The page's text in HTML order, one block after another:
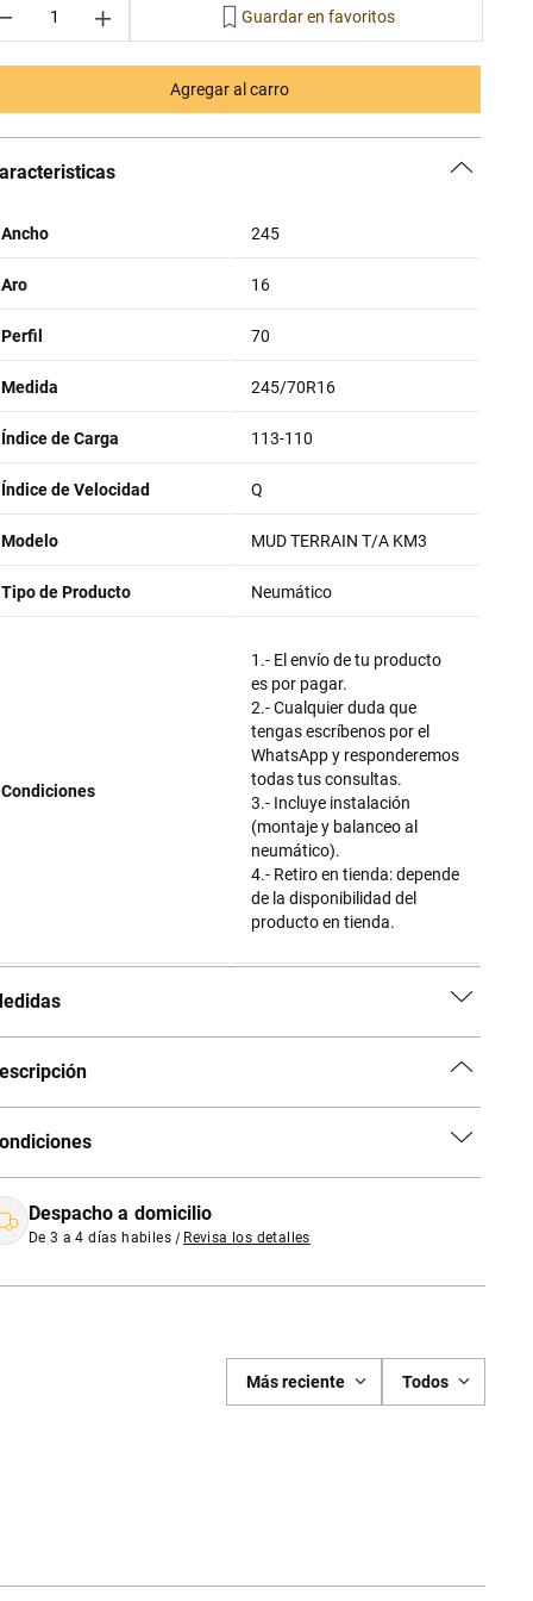
＋
Agregar al carro
Ancho 245
Aro 16
Perfil 70
Medida 245/70R16
Índice de Carga 113-110
Índice de Velocidad Q
Modelo MUD TERRAIN T/A KM3
Tipo de Producto Neumático
Condiciones
1.- El envío de tu producto
es por pagar.
2.- Cualquier duda que
tengas escríbenos por el
WhatsApp y responderemos
todas tus consultas.
3.- Incluye instalación
(montaje y balanceo al
neumático).
4.- Retiro en tienda: depende
de la disponibilidad del
producto en tienda.
Despacho a domicilio
De 3 a 4 días habiles | Revisa los detalles
Más reciente Todos